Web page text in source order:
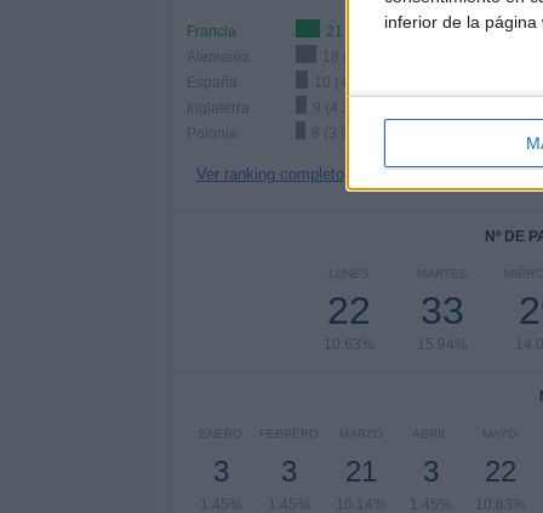
inferior de la página
Francia
21 (10.14%)
Alemania
18 (8.7%)
España
10 (4.83%)
Inglaterra
9 (4.35%)
Polonia
8 (3.86%)
Ver ranking completo
Nº DE
LUNES
22
10.63%
MARTES
33
15.94%
ENERO
3
1.45%
FEBRERO
3
1.45%
MARZO
21
10.14%
ABRIL
3
1.45%
MAYO
22
10.63%